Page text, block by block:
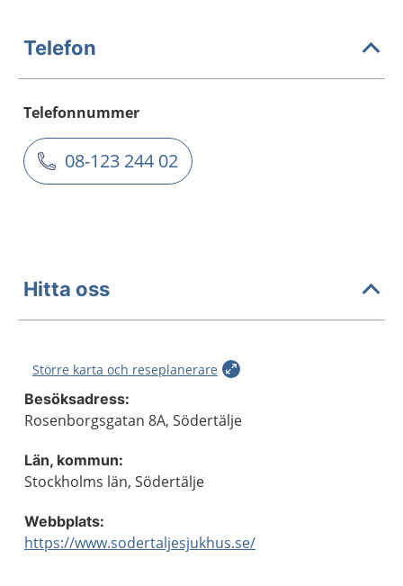
Telefon
Telefonnummer
08-123 244 02
Hitta oss
Större karta och reseplanerare
Besöksadress:
Rosenborgsgatan 8A, Södertälje
Län, kommun:
Stockholms län, Södertälje
Webbplats:
https://www.sodertaljesjukhus.se/